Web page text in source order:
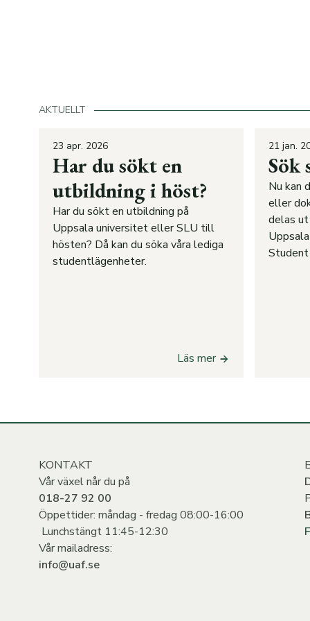
AKTUELLT
23 apr. 2026
Har du sökt en
utbildning i höst?
Har du sökt en utbildning på
Uppsala universitet eller SLU till
hösten? Då kan du söka våra lediga
studentlägenheter.
Läs mer
21 jan.
Sök
Nu kan
eller
delas
KONTAKT
Vår växel når du på
018-27 92 00
Öppettider: måndag - fredag 08:00-16:00
Lunchstängt 11:45-12:30
Vår mailadress:
info@uaf.se